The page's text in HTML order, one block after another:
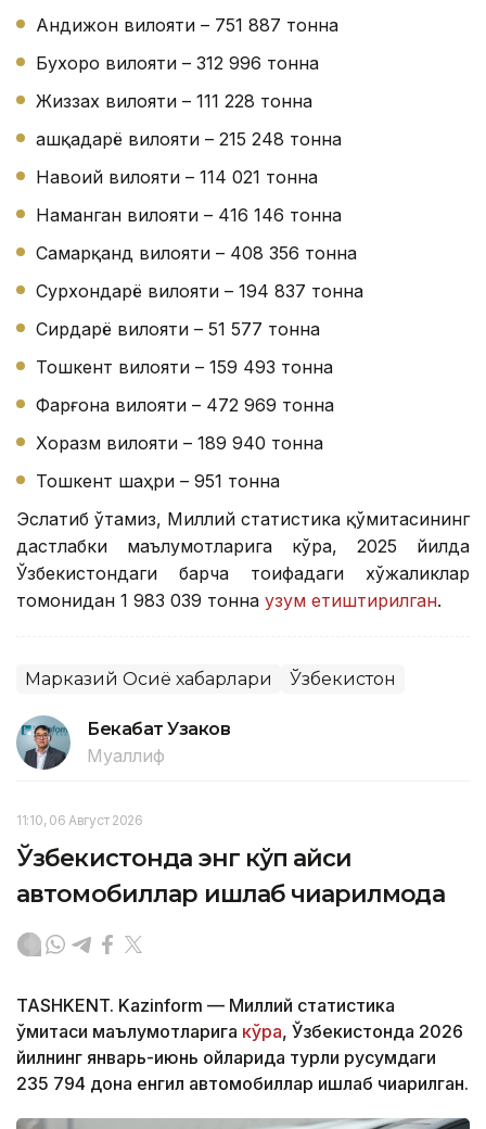
Андижон вилояти – 751 887 тонна
Бухоро вилояти – 312 996 тонна
Жиззах вилояти – 111 228 тонна
Қашқадарё вилояти – 215 248 тонна
Навоий вилояти – 114 021 тонна
Наманган вилояти – 416 146 тонна
Самарқанд вилояти – 408 356 тонна
Сурхондарё вилояти – 194 837 тонна
Сирдарё вилояти – 51 577 тонна
Тошкент вилояти – 159 493 тонна
Фарғона вилояти – 472 969 тонна
Хоразм вилояти – 189 940 тонна
Тошкент шаҳри – 951 тонна
Эслатиб ўтамиз, Миллий статистика қўмитасининг
дастлабки маълумотларига кўра, 2025 йилда
Ўзбекистондаги барча тоифадаги хўжаликлар
томонидан 1 983 039 тонна узум етиштирилган.
Марказий Осиё хабарлари Ўзбекистон
Бекабат Узаков
Муаллиф
11:10, 06 Август 2026
Ўзбекистонда энг кўп қайси
автомобиллар ишлаб чиқарилмоқда
TASHKENT. Kazinform — Миллий статистика
қўмитаси маълумотларига кўра, Ўзбекистонда 2026
йилнинг январь-июнь ойларида турли русумдаги
235 794 дона енгил автомобиллар ишлаб чиқарилган.